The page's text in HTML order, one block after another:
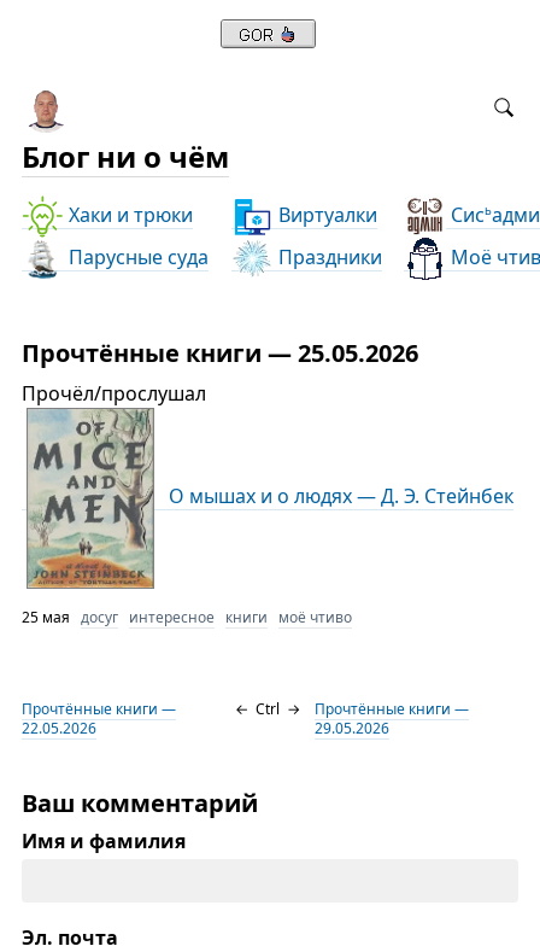
Блог ни о чём
Хаки и трюки Виртуалки Сись
Парусные суда
Праздники Моё
Прочтённые книги — 25.05.2026
Прочёл/прослушал
О мышах и о людях — Д. Э. Стейнбек
25 мая досуг интересное книги моё чтиво
Прочтённые книги —
22.05.2026
← Ctrl →
Прочтённые книги —
29.05.2026
Ваш комментарий
Имя и фамилия
Эл. почта